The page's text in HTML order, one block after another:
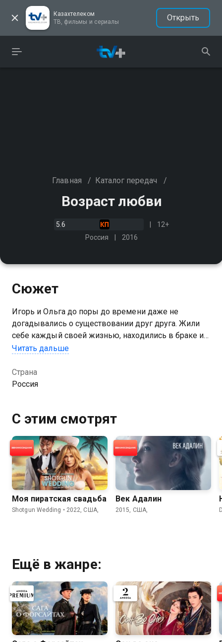
Казахтелеком
ТВ, фильмы и сериалы
Открыть
Главная / Каталог передач /
Возраст любви
5.6
12+
Россия
2016
Сюжет
Игорь и Ольга до поры до времени даже не
догадывались о существовании друг друга. Жили
себе каждый своей жизнью, находились в браке и
воспитывали детей. Встретившись случайно в
взгляда
Читать дальше
Страна
Россия
С этим смотрят
Моя пиратская свадьба
Shotgun Wedding • 2022, США,
Век Адалин
2015, США,
Ещё в жанре: